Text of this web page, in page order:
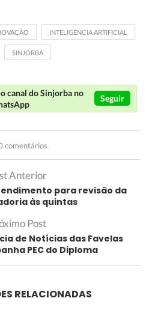
INTELIGÊNCIA ARTIFICIAL
SINJORBA
o canal do Sinjorba no
Seguir
comentários
Anterior
para revisão da
às quintas
Post
de Notícias das Favelas
PEC do Diploma
RELACIONADAS